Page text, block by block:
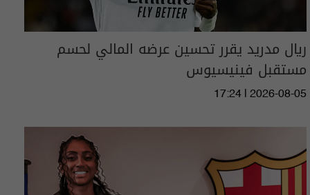
ريال مدريد يقرر تحسين عرضه المالي لحسم
مستقبل فينيسيوس
17:24 | 2026-08-05